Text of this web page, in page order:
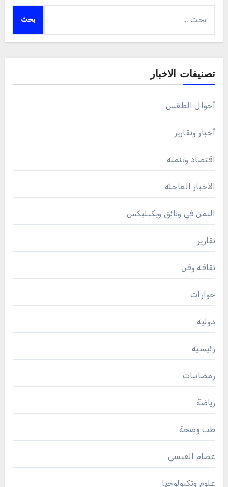
عن:
تصنيفات الاخبار
أحوال الطقس
أخبار وتقارير
اقتصاد وتنمية
الأخبار العاجلة
اليمن في وثائق ويكيليكس
تقارير
ثقافة وفن
حوارات
دولية
رئيسية
رمضانيات
رياضة
طب وصحة
عصام القيسي
علوم وتكنولوجيا